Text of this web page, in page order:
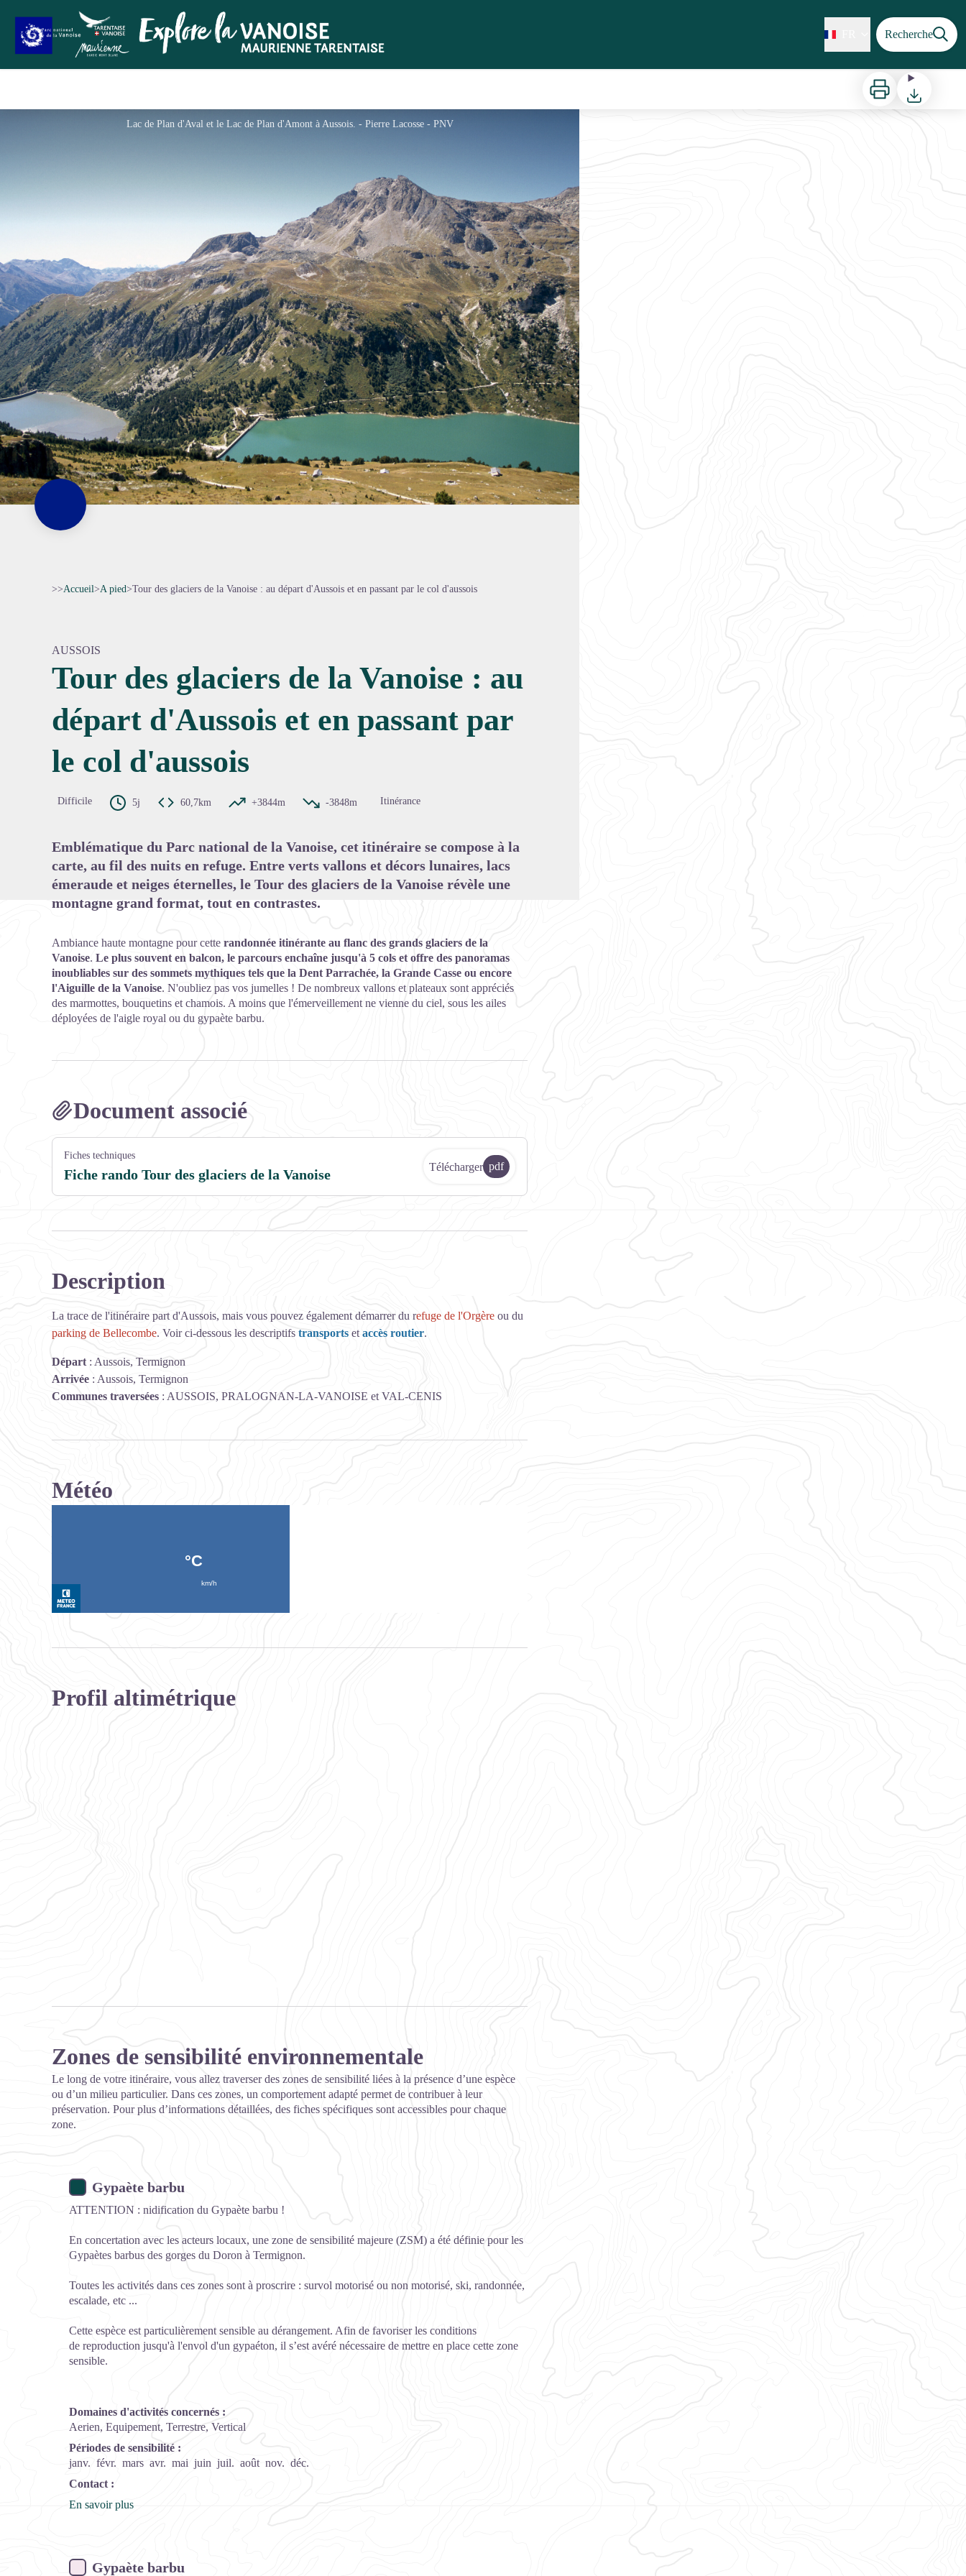
Recherche
Imprimer Télécharger
Lac de Plan d'Aval et le Lac de Plan d'Amont à Aussois. - Pierre Lacosse - PNV
Voir l'image en plein écran
>>Accueil>A pied>Tour des glaciers de la Vanoise : au départ d'Aussois et en passant par le col d'aussois
AUSSOIS
Tour des glaciers de la Vanoise : au
départ d'Aussois et en passant par
le col d'aussois
Difficile 5j 60,7km +3844m -3848m Itinérance
Emblématique du Parc national de la Vanoise, cet itinéraire se compose à la
carte, au fil des nuits en refuge. Entre verts vallons et décors lunaires, lacs
émeraude et neiges éternelles, le Tour des glaciers de la Vanoise révèle une
montagne grand format, tout en contrastes.
Ambiance haute montagne pour cette randonnée itinérante au flanc des grands glaciers de la
Vanoise. Le plus souvent en balcon, le parcours enchaîne jusqu'à 5 cols et offre des panoramas
inoubliables sur des sommets mythiques tels que la Dent Parrachée, la Grande Casse ou encore
l'Aiguille de la Vanoise. N'oubliez pas vos jumelles ! De nombreux vallons et plateaux sont appréciés
des marmottes, bouquetins et chamois. A moins que l'émerveillement ne vienne du ciel, sous les ailes
déployées de l'aigle royal ou du gypaète barbu.
Document associé
Fiches techniques
Fiche rando Tour des glaciers de la Vanoise Télécharger pdf
Description
La trace de l'itinéraire part d'Aussois, mais vous pouvez également démarrer du refuge de l'Orgère ou du
parking de Bellecombe. Voir ci-dessous les descriptifs transports et accès routier.
Départ : Aussois, Termignon
Arrivée : Aussois, Termignon
Communes traversées : AUSSOIS, PRALOGNAN-LA-VANOISE et VAL-CENIS
Météo
Profil altimétrique
Zones de sensibilité environnementale
Le long de votre itinéraire, vous allez traverser des zones de sensibilité liées à la présence d’une espèce
ou d’un milieu particulier. Dans ces zones, un comportement adapté permet de contribuer à leur
préservation. Pour plus d’informations détaillées, des fiches spécifiques sont accessibles pour chaque
zone.
Gypaète barbu
ATTENTION : nidification du Gypaète barbu !
En concertation avec les acteurs locaux, une zone de sensibilité majeure (ZSM) a été définie pour les
Gypaètes barbus des gorges du Doron à Termignon.
Toutes les activités dans ces zones sont à proscrire : survol motorisé ou non motorisé, ski, randonnée,
escalade, etc ...
Cette espèce est particulièrement sensible au dérangement. Afin de favoriser les conditions
de reproduction jusqu'à l'envol d'un gypaéton, il s’est avéré nécessaire de mettre en place cette zone
sensible.
Domaines d'activités concernés :
Aerien, Equipement, Terrestre, Vertical
Périodes de sensibilité :
janv. févr. mars avr. mai juin juil. août nov. déc.
Contact :
En savoir plus
Gypaète barbu